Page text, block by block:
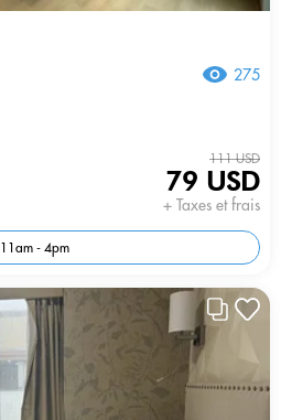
275
111 USD
79 USD
+ Taxes et frais
11am - 4pm